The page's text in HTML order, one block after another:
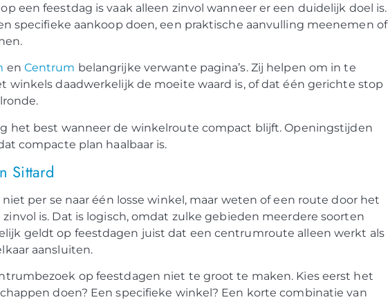
een feestdag is vaak alleen zinvol wanneer er een duidelijk doel is.
specifieke aankoop doen, een praktische aanvulling meenemen of
en Centrum belangrijke verwante pagina’s. Zij helpen om in te
daadwerkelijk de moeite waard is, of dat één gerichte stop
het best wanneer de winkelroute compact blijft. Openingstijden
compacte plan haalbaar is.
Sittard
per se naar één losse winkel, maar weten of een route door het
zinvol is. Dat is logisch, omdat zulke gebieden meerdere soorten
geldt op feestdagen juist dat een centrumroute alleen werkt als
aansluiten.
op feestdagen niet te groot te maken. Kies eerst het
doen? Een specifieke winkel? Een korte combinatie van